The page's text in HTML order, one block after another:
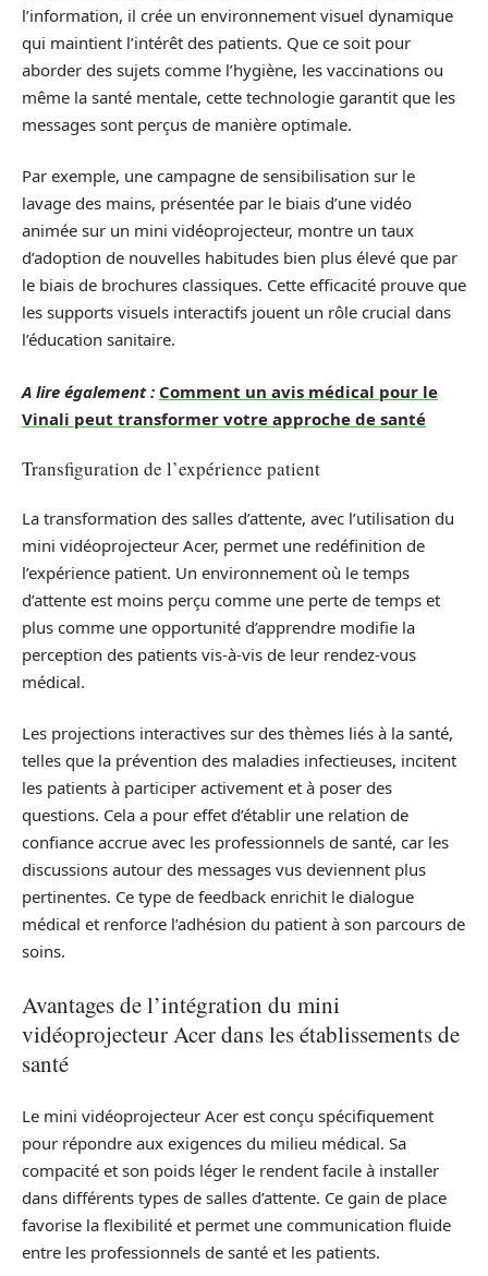
l’information, il crée un environnement visuel dynamique
qui maintient l’intérêt des patients. Que ce soit pour
aborder des sujets comme l’hygiène, les vaccinations ou
même la santé mentale, cette technologie garantit que les
messages sont perçus de manière optimale.
Par exemple, une campagne de sensibilisation sur le
lavage des mains, présentée par le biais d’une vidéo
animée sur un mini vidéoprojecteur, montre un taux
d’adoption de nouvelles habitudes bien plus élevé que par
le biais de brochures classiques. Cette efficacité prouve que
les supports visuels interactifs jouent un rôle crucial dans
l’éducation sanitaire.
A lire également : Comment un avis médical pour le
Vinali peut transformer votre approche de santé
Transfiguration de l’expérience patient
La transformation des salles d’attente, avec l’utilisation du
mini vidéoprojecteur Acer, permet une redéfinition de
l’expérience patient. Un environnement où le temps
d’attente est moins perçu comme une perte de temps et
plus comme une opportunité d’apprendre modifie la
perception des patients vis-à-vis de leur rendez-vous
médical.
Les projections interactives sur des thèmes liés à la santé,
telles que la prévention des maladies infectieuses, incitent
les patients à participer activement et à poser des
questions. Cela a pour effet d’établir une relation de
confiance accrue avec les professionnels de santé, car les
discussions autour des messages vus deviennent plus
pertinentes. Ce type de feedback enrichit le dialogue
médical et renforce l’adhésion du patient à son parcours de
soins.
Avantages de l’intégration du mini
vidéoprojecteur Acer dans les établissements de
santé
Le mini vidéoprojecteur Acer est conçu spécifiquement
pour répondre aux exigences du milieu médical. Sa
compacité et son poids léger le rendent facile à installer
dans différents types de salles d’attente. Ce gain de place
favorise la flexibilité et permet une communication fluide
entre les professionnels de santé et les patients.